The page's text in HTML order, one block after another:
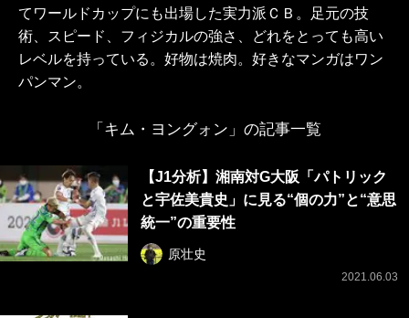
てワールドカップにも出場した実力派ＣＢ。足元の技
術、スピード、フィジカルの強さ、どれをとっても高い
レベルを持っている。好物は焼肉。好きなマンガはワン
パンマン。
「キム・ヨングォン」の記事一覧
【J1分析】湘南対G大阪「パトリック
と宇佐美貴史」に見る“個の力”と“意思
統一”の重要性
原壮史
2021.06.03